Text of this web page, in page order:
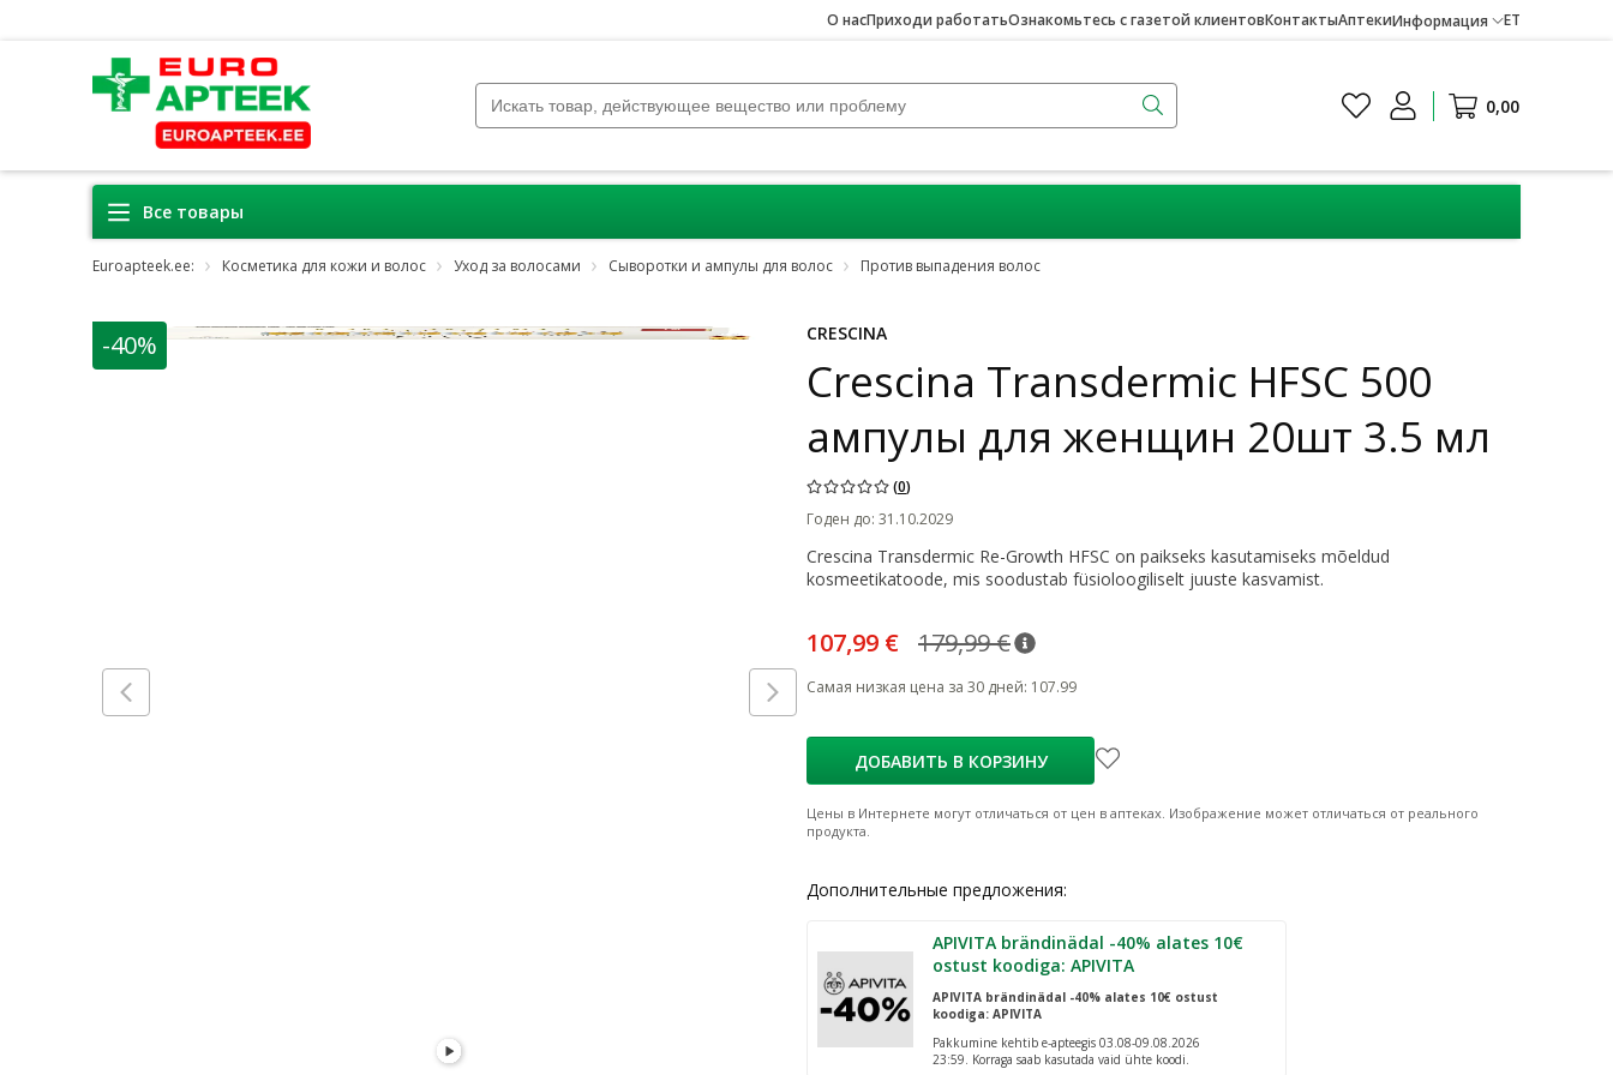
О насПриходи работатьОзнакомьтесь с газетой клиентовКонтактыАптекиИнформация ET
0,00
Все товары
Euroapteek.ee: Косметика для кожи и волос Уход за волосами Сыворотки и ампулы для волос Против выпадения волос
-40% CRESCINA
Crescina Transdermic HFSC 500
ампулы для женщин 20шт 3.5 мл
(0)
Годен до: 31.10.2029
Crescina Transdermic Re-Growth HFSC on paikseks kasutamiseks mõeldud
kosmeetikatoode, mis soodustab füsioloogiliselt juuste kasvamist.
179,99 €nõuanne
Tavaline hind
107,99 €
Самая низкая цена за 30 дней: 107.99
ДОБАВИТЬ В КОРЗИНУ
Цены в Интернете могут отличаться от цен в аптеках. Изображение может отличаться от реального
продукта.
Дополнительные предложения:
APIVITA brändinädal -40% alates 10€
ostust koodiga: APIVITA
APIVITA brändinädal -40% alates 10€ ostust
koodiga: APIVITA
Pakkumine kehtib e-apteegis 03.08-09.08.2026
23:59. Korraga saab kasutada vaid ühte koodi.